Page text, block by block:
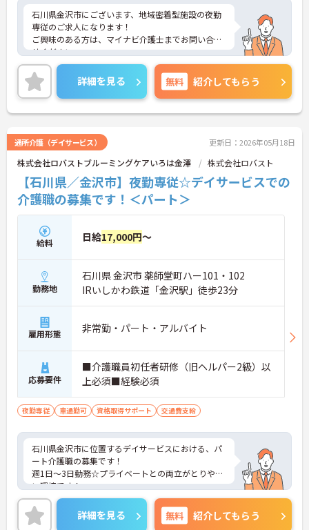
石川県金沢市にございます、地域密着型施設の夜勤
専従のご求人になります！
ご興味のある方は、マイナビ介護士までお問い合わ
せください。
詳細を見る 無料 紹介してもらう
通所介護（デイサービス） 更新日：2026年05月18日
株式会社ロバストブルーミングケアいろは金澤 株式会社ロバスト
【石川県／金沢市】夜勤専従☆デイサービスでの
介護職の募集です！＜パート＞
給料 日給17,000円～
勤務地
石川県 金沢市 薬師堂町ハー101・102
IRいしかわ鉄道「金沢駅」徒歩23分
雇用形態 非常勤・パート・アルバイト
応募要件
■介護職員初任者研修（旧ヘルパー2級）以
上必須■経験必須
夜勤専従 車通勤可 資格取得サポート 交通費支給
石川県金沢市に位置するデイサービスにおける、パ
ート介護職の募集です！
週1日～3日勤務☆プライベートとの両立がとりやす
い環境です！
ご興味ある方には、面接対策ポイントなど、さらに
詳細をお話しいたしますのでお気軽にご相談くださ
い。
詳細を見る 無料 紹介してもらう